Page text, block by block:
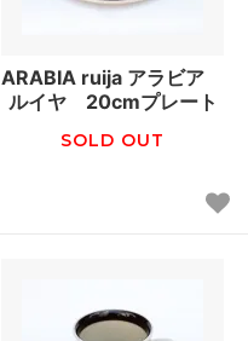
ARABIA ruija アラビア
ルイヤ 20cmプレート
SOLD OUT